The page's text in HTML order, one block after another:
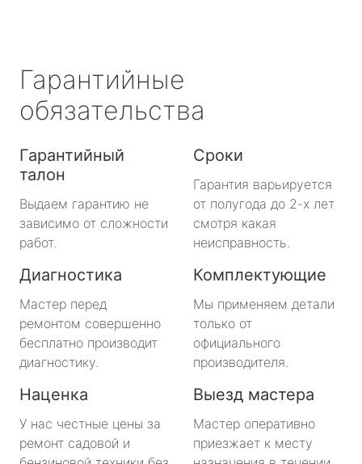
Гарантийные
обязательства
Гарантийный
талон
Выдаем гарантию не
зависимо от сложности
работ.
Сроки
Гарантия варьируется
от полугода до 2-х лет
смотря какая
неисправность.
Диагностика
Мастер перед
ремонтом совершенно
бесплатно производит
диагностику.
Комплектующие
Мы применяем детали
только от
официального
производителя.
Наценка
У нас честные цены за
ремонт садовой и
Выезд мастера
Мастер оперативно
приезжает к месту